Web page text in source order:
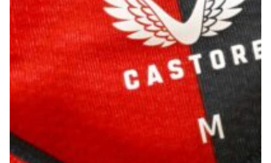
Summer Sale
Mare
Accessori
Outlet